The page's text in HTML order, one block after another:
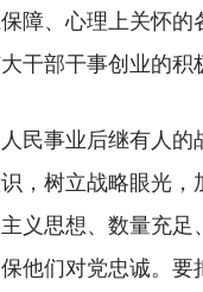
障、心理上关怀
干部干事创业的积
事业后继有人的
，树立战略眼光
义思想、数量充
他们对党忠诚。